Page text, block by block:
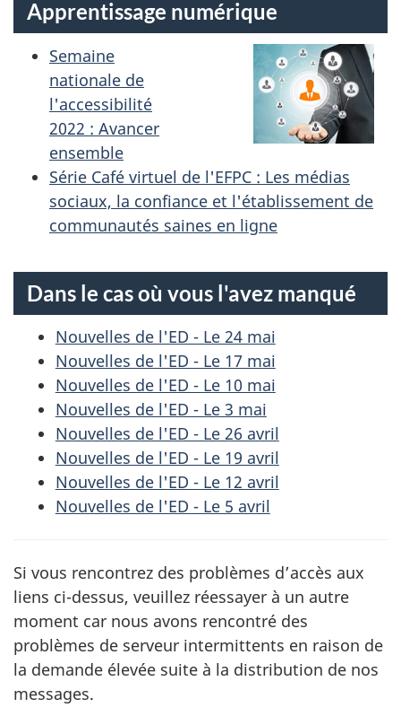
Apprentissage numérique
Semaine
nationale de
l'accessibilité
2022 : Avancer
ensemble
Série Café virtuel de l'EFPC : Les médias
sociaux, la confiance et l'établissement de
communautés saines en ligne
Dans le cas où vous l'avez manqué
Nouvelles de l'ED - Le 24 mai
Nouvelles de l'ED - Le 17 mai
Nouvelles de l'ED - Le 10 mai
Nouvelles de l'ED - Le 3 mai
Nouvelles de l'ED - Le 26 avril
Nouvelles de l'ED - Le 19 avril
Nouvelles de l'ED - Le 12 avril
Nouvelles de l'ED - Le 5 avril
Si vous rencontrez des problèmes d’accès aux
liens ci-dessus, veuillez réessayer à un autre
moment car nous avons rencontré des
problèmes de serveur intermittents en raison de
la demande élevée suite à la distribution de nos
messages.